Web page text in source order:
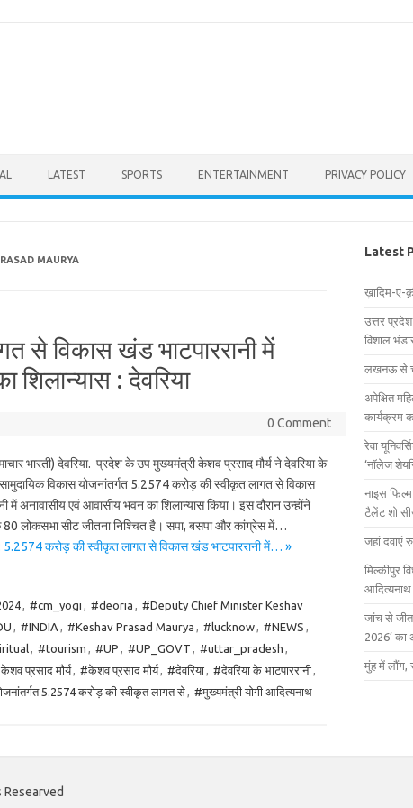
LATEST SPORTS ENTERTAINMENT PRIVACY POLICY
MAURYA
से विकास खंड भाटपाररानी में
शिलान्यास : देवरिया
0 Comment
भारती) देवरिया. प्रदेश के उप मुख्यमंत्री केशव प्रसाद मौर्य ने देवरिया के
सामुदायिक विकास योजनांतर्गत 5.2574 करोड़ की स्वीकृत लागत से विकास
में अनावासीय एवं आवासीय भवन का शिलान्यास किया। इस दौरान उन्होंने
80 लोकसभा सीट जीतना निश्चित है। सपा, बसपा और कांग्रेस में…
करोड़ की स्वीकृत लागत से विकास खंड भाटपाररानी में… »
, #cm_yogi , #deoria , #Deputy Chief Minister Keshav
, #INDIA , #Keshav Prasad Maurya , #lucknow, #NEWS ,
, #tourism , #UP , #UP_GOVT , #uttar_pradesh ,
प्रसाद मौर्य, #केशव प्रसाद मौर्य, #देवरिया, #देवरिया के भाटपाररानी,
5.2574 करोड़ की स्वीकृत लागत से, #मुख्यमंत्री योगी आदित्यनाथ
Latest
ख़ादिम-ए-
उत्तर प्रदेश
विशाल
लखनऊ से
अपेक्षित
कार्यक्रम
रेवा
‘नॉलेज
नाइस
टैलेंट शो
जहां दवाएं
मिल्कीपुर
आदित्यनाथ
जांच से
2026’
मुंह में लौंग,
Researved